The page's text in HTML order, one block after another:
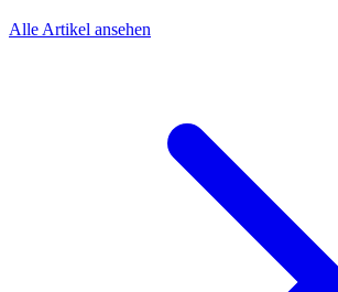
Alle Artikel ansehen